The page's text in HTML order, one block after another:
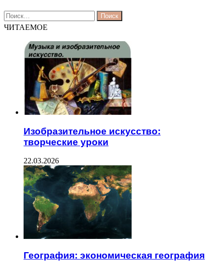
Найти:
ЧИТАЕМОЕ
Изобразительное искусство:
творческие уроки
22.03.2026
География: экономическая география